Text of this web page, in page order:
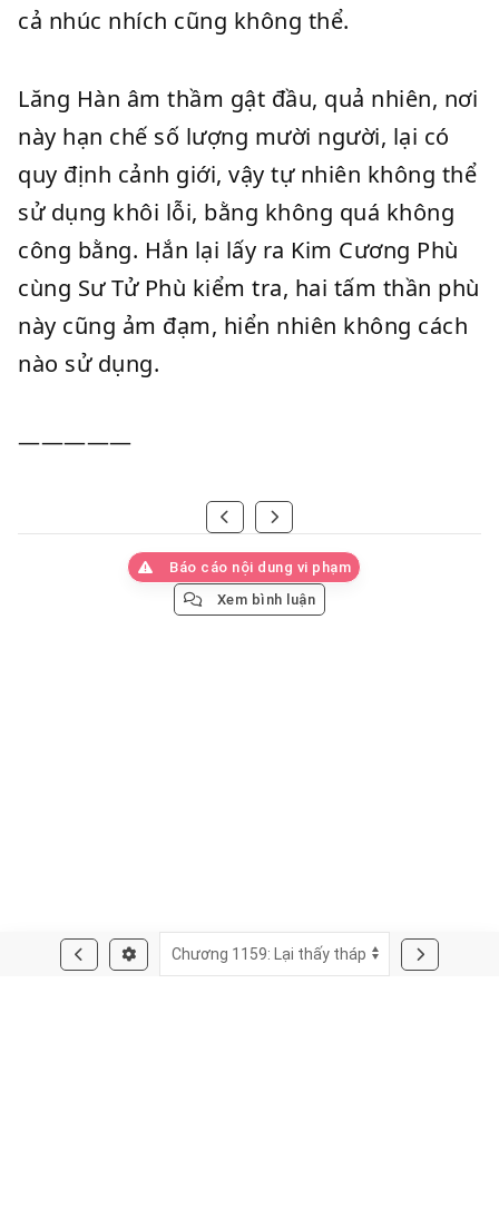
cả nhúc nhích cũng không thể.
Lăng Hàn âm thầm gật đầu, quả nhiên, nơi
này hạn chế số lượng mười người, lại có
quy định cảnh giới, vậy tự nhiên không thể
sử dụng khôi lỗi, bằng không quá không
công bằng. Hắn lại lấy ra Kim Cương Phù
cùng Sư Tử Phù kiểm tra, hai tấm thần phù
này cũng ảm đạm, hiển nhiên không cách
nào sử dụng.
—————
Báo cáo nội dung vi phạm
Xem bình luận